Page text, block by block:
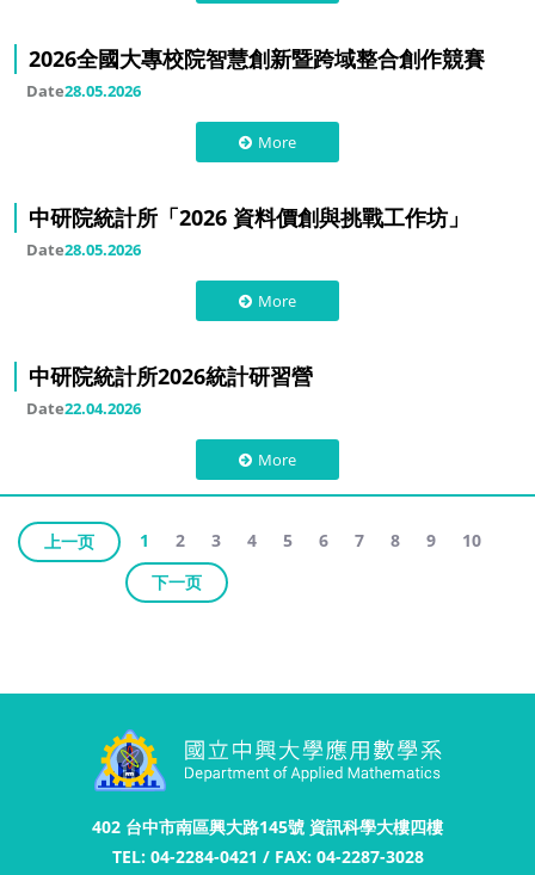
2026全國大專校院智慧創新暨跨域整合創作競賽
Date28.05.2026
More
中研院統計所「2026 資料價創與挑戰工作坊」
Date28.05.2026
More
中研院統計所2026統計研習營
Date22.04.2026
More
上一页 1 2 3 4 5 6 7 8 9
10
下一页
402 台中市南區興大路145號 資訊科學大樓四樓
TEL: 04-2284-0421 / FAX: 04-2287-3028